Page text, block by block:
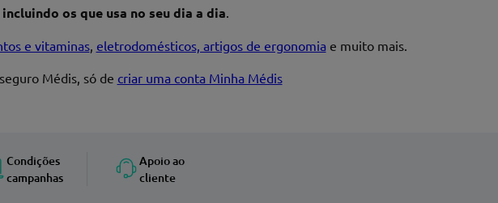
os que usa no seu dia a dia.
e vitaminas, eletrodomésticos, artigos de ergonomia e muito mais.
Médis, só de criar uma conta Minha Médis
Condições
campanhas
Apoio ao
cliente